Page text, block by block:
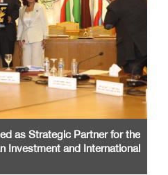
as Strategic Partner for the
Investment and International